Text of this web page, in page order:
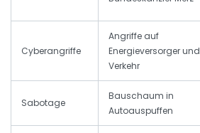
Cyberangriffe
Angriffe auf
Energieversorger und
Verkehr
Sabotage
Bauschaum in
Autoauspuffen